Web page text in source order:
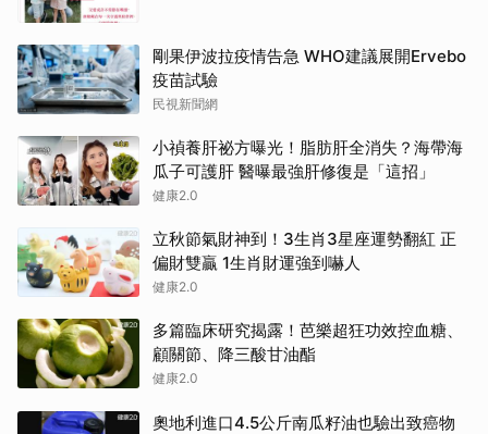
剛果伊波拉疫情告急 WHO建議展開Ervebo
疫苗試驗
民視新聞網
小禎養肝祕方曝光！脂肪肝全消失？海帶海
瓜子可護肝 醫曝最強肝修復是「這招」
健康2.0
立秋節氣財神到！3生肖3星座運勢翻紅 正
偏財雙贏 1生肖財運強到嚇人
健康2.0
多篇臨床研究揭露！芭樂超狂功效控血糖、
顧關節、降三酸甘油酯
健康2.0
奧地利進口4.5公斤南瓜籽油也驗出致癌物